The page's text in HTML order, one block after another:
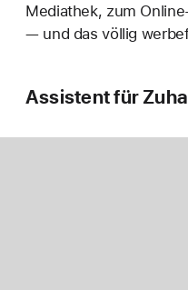
Mediathek, zum
— und das völlig
Assistent für